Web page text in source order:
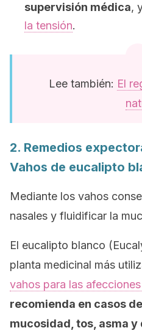
supervisión médica,
la tensión.
Lee también: El
2. Remedios
Vahos de eucalipto
Mediante los vahos
nasales y fluidificar la
El eucalipto blanco (
planta medicinal más
vahos para las
recomienda en casos
mucosidad, tos, asma